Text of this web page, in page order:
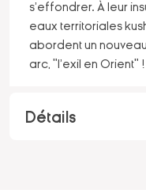
s'effondrer. À leur
eaux territoriales
abordent un
arc, "l'exil en Orient" !
Détails